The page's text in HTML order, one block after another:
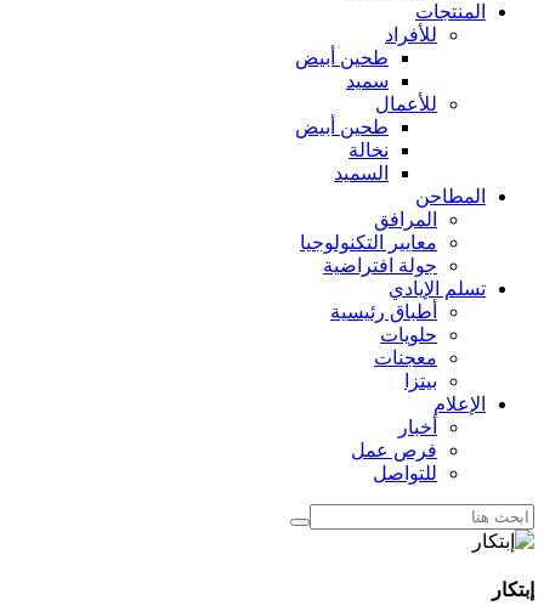
المنتجات
للأفراد
طحين أبيض
سميد
للأعمال
طحين أبيض
نخالة
السميد
المطاحن
المرافق
معايير التكنولوجيا
جولة افتراضية
تسلم الإيادي
أطباق رئيسية
حلويات
معجنات
بيتزا
الإعلام
أخبار
فرص عمل
للتواصل
إبتكار